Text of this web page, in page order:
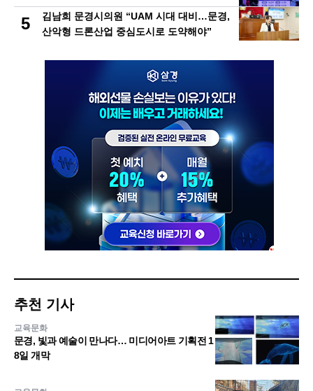
5
김남희 문경시의원 “UAM 시대 대비…문경,
산악형 드론산업 중심도시로 도약해야”
추천 기사
교육문화
문경, 빛과 예술이 만나다… 미디어아트 기획전 1
8일 개막